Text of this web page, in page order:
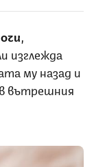
изглежда
му назад и
вътрешния